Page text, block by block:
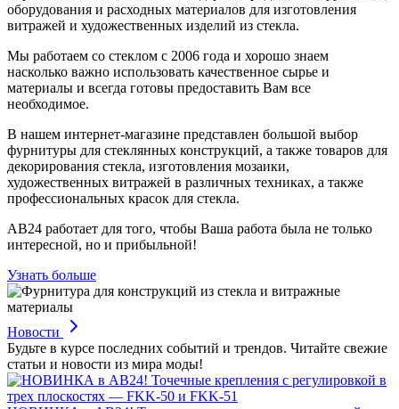
оборудования и расходных материалов для изготовления
витражей и художественных изделий из стекла.
Мы работаем со стеклом с 2006 года и хорошо знаем
насколько важно использовать качественное сырье и
материалы и всегда готовы предоставить Вам все
необходимое.
В нашем интернет-магазине представлен большой выбор
фурнитуры для стеклянных конструкций, а также товаров для
декорирования стекла, изготовления мозаики,
художественных витражей в различных техниках, а также
профессиональных красок для стекла.
АВ24 работает для того, чтобы Ваша работа была не только
интересной, но и прибыльной!
Узнать больше
Новости
Будьте в курсе последних событий и трендов. Читайте свежие
статьи и новости из мира моды!